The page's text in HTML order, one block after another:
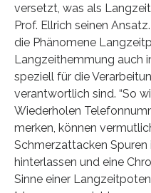
versetzt, was als
Prof. Ellrich seinen
die Phänomene
Langzeithemmung auch
speziell für die
verantwortlich sind. “So
Wiederholen
merken, können
Schmerzattacken Spuren
hinterlassen und eine
Sinne einer